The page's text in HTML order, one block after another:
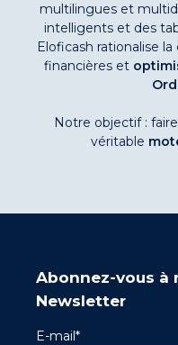
multilingues et
intelligents et des
Eloficash rationalise
financières et
Notre objectif :
véritable
Abonnez-vous à
Newsletter
E-mail*